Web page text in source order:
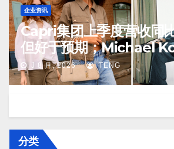
企业资讯
Capri集团上季度营收同
但好于预期；Michael
市场持续向好
J 8 月, 2026 TENG
分类